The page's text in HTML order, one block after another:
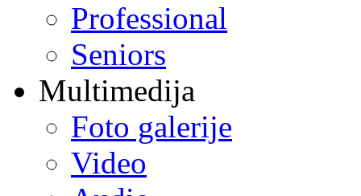
Professional
Seniors
Multimedija
Foto galerije
Video